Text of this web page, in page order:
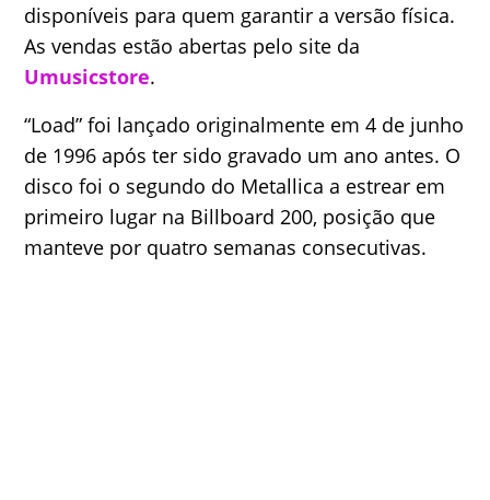
disponíveis para quem garantir a versão física.
As vendas estão abertas pelo site da
Umusicstore.
“Load” foi lançado originalmente em 4 de junho
de 1996 após ter sido gravado um ano antes. O
disco foi o segundo do Metallica a estrear em
primeiro lugar na Billboard 200, posição que
manteve por quatro semanas consecutivas.